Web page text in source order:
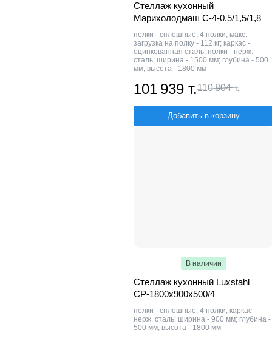
Стеллаж кухонный
Марихолодмаш С-4-0,5/1,5/1,8
полки - сплошные; 4 полки; макс.
загрузка на полку - 112 кг; каркас -
оцинкованная сталь; полки - нерж.
сталь; ширина - 1500 мм; глубина - 500
мм; высота - 1800 мм
101 939 т.110 804 т.
Добавить в корзину
В наличии
Стеллаж кухонный Luxstahl
СР-1800x900x500/4
полки - сплошные; 4 полки; каркас -
нерж. сталь; ширина - 900 мм; глубина -
500 мм; высота - 1800 мм